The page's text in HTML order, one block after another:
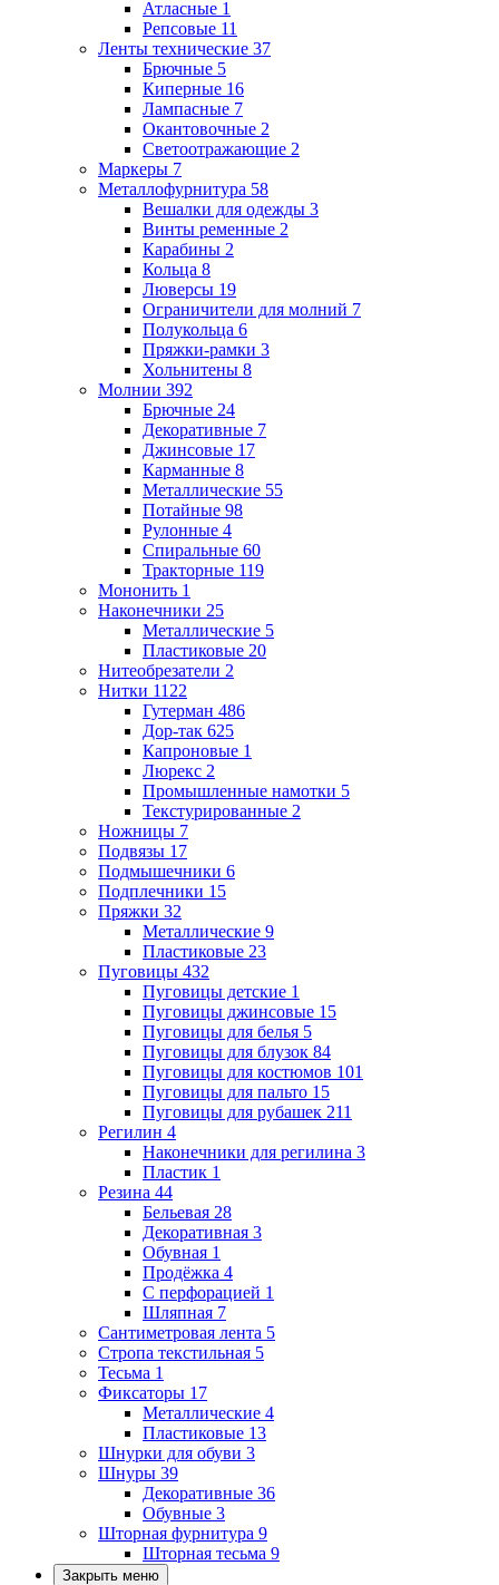
Атласные 1
Репсовые 11
Ленты технические 37
Брючные 5
Киперные 16
Лампасные 7
Окантовочные 2
Светоотражающие 2
Маркеры 7
Металлофурнитура 58
Вешалки для одежды 3
Винты ременные 2
Карабины 2
Кольца 8
Люверсы 19
Ограничители для молний 7
Полукольца 6
Пряжки-рамки 3
Хольнитены 8
Молнии 392
Брючные 24
Декоративные 7
Джинсовые 17
Карманные 8
Металлические 55
Потайные 98
Рулонные 4
Спиральные 60
Тракторные 119
Мононить 1
Наконечники 25
Металлические 5
Пластиковые 20
Нитеобрезатели 2
Нитки 1122
Гутерман 486
Дор-так 625
Капроновые 1
Люрекс 2
Промышленные намотки 5
Текстурированные 2
Ножницы 7
Подвязы 17
Подмышечники 6
Подплечники 15
Пряжки 32
Металлические 9
Пластиковые 23
Пуговицы 432
Пуговицы детские 1
Пуговицы джинсовые 15
Пуговицы для белья 5
Пуговицы для блузок 84
Пуговицы для костюмов 101
Пуговицы для пальто 15
Пуговицы для рубашек 211
Регилин 4
Наконечники для регилина 3
Пластик 1
Резина 44
Бельевая 28
Декоративная 3
Обувная 1
Продёжка 4
С перфорацией 1
Шляпная 7
Сантиметровая лента 5
Стропа текстильная 5
Тесьма 1
Фиксаторы 17
Металлические 4
Пластиковые 13
Шнурки для обуви 3
Шнуры 39
Декоративные 36
Обувные 3
Шторная фурнитура 9
Шторная тесьма 9
Закрыть меню